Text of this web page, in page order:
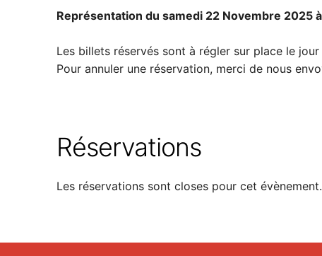
Représentation du samedi 22 Novembre 2025
Les billets réservés sont à régler sur place le
Pour annuler une réservation, merci de nous
Réservations
Les réservations sont closes pour cet évènement.